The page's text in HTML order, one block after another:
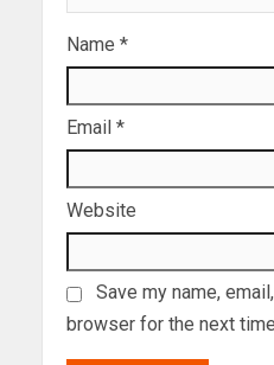
Name *
Email *
Website
Save my name,
browser for the next